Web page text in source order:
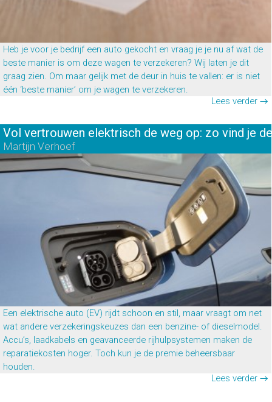
Heb je voor je bedrijf een auto gekocht en vraag je je nu af wat de
beste manier is om deze wagen te verzekeren? Wij laten je dit
graag zien. Om maar gelijk met de deur in huis te vallen: er is niet
één ‘beste manier’ om je wagen te verzekeren.
Lees verder →
Vol vertrouwen elektrisch de weg op: zo vind je
Martijn Verhoef
Een elektrische auto (EV) rijdt schoon en stil, maar vraagt om net
wat andere verzekeringskeuzes dan een benzine- of dieselmodel.
Accu’s, laadkabels en geavanceerde rijhulpsystemen maken de
reparatiekosten hoger. Toch kun je de premie beheersbaar
houden.
Lees verder →